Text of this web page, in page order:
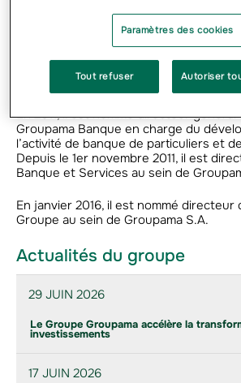
Individuelle et Services. Dans ce
assurance directe du groupe, devenu
mi-2008. Il est ensuite en charge au
Assurance France de la Direction
Directe, Partenariats et Services.
En 2011, il est nommé directeur
Groupama Banque en charge du
l’activité de banque de particuliers et
Depuis le 1er novembre 2011, il est
Banque et Services au sein de
En janvier 2016, il est nommé directeur
Groupe au sein de Groupama S.A.
Actualités du groupe
29 JUIN 2026
Le Groupe Groupama accélère la
investissements
17 JUIN 2026
Paramètres des cookies
Tout refuser Autoriser